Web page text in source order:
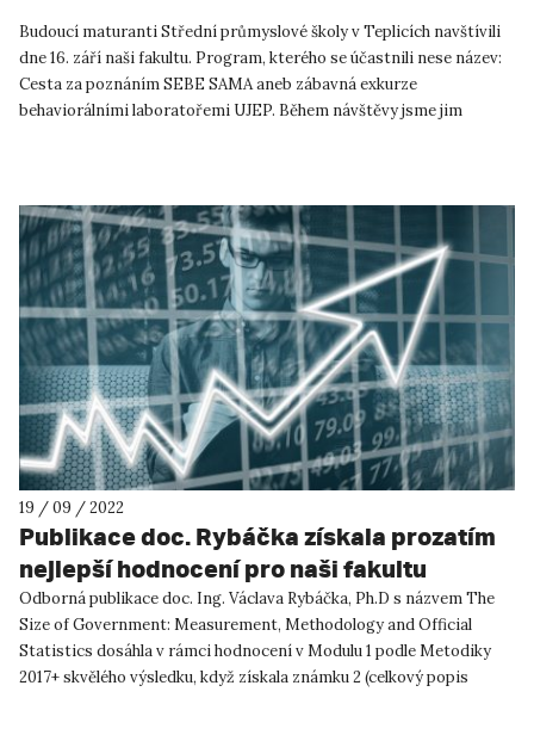
Budoucí maturanti Střední průmyslové školy v Teplicích navštívili
dne 16. září naši fakultu. Program, kterého se účastnili nese název:
Cesta za poznáním SEBE SAMA aneb zábavná exkurze
behaviorálními laboratořemi UJEP. Během návštěvy jsme jim
19 / 09 / 2022
Publikace doc. Rybáčka získala prozatím
nejlepší hodnocení pro naši fakultu
Odborná publikace doc. Ing. Václava Rybáčka, Ph.D s názvem The
Size of Government: Measurement, Methodology and Official
Statistics dosáhla v rámci hodnocení v Modulu 1 podle Metodiky
2017+ skvělého výsledku, když získala známku 2 (celkový popis